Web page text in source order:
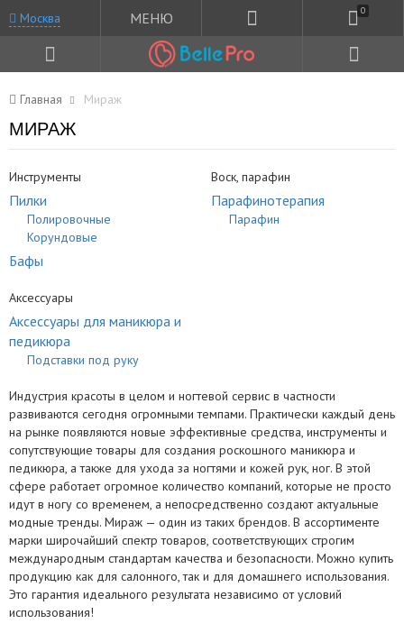
Москва МЕНЮ 0
Главная Мираж
МИРАЖ
Инструменты
Пилки
Полировочные
Корундовые
Бафы
Воск, парафин
Парафинотерапия
Парафин
Аксессуары
Аксессуары для маникюра и
педикюра
Подставки под руку
Индустрия красоты в целом и ногтевой сервис в частности
развиваются сегодня огромными темпами. Практически каждый день
на рынке появляются новые эффективные средства, инструменты и
сопутствующие товары для создания роскошного маникюра и
педикюра, а также для ухода за ногтями и кожей рук, ног. В этой
сфере работает огромное количество компаний, которые не просто
идут в ногу со временем, а непосредственно создают актуальные
модные тренды. Мираж — один из таких брендов. В ассортименте
марки широчайший спектр товаров, соответствующих строгим
международным стандартам качества и безопасности. Можно купить
продукцию как для салонного, так и для домашнего использования.
Это гарантия идеального результата независимо от условий
использования!